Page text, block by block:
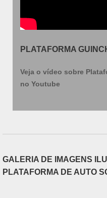
PLATAFORMA
Veja o vídeo sobre
no Youtube
GALERIA DE IMAGENS
PLATAFORMA DE AUTO